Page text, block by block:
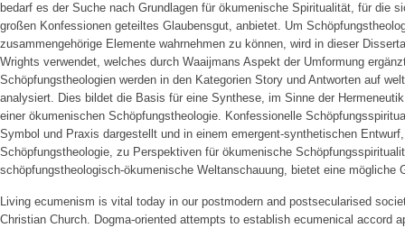
bedarf es der Suche nach Grundlagen für ökumenische Spiritualität, für die
großen Konfessionen geteiltes Glaubensgut, anbietet. Um
zusammengehörige Elemente wahrnehmen zu können, wird in dieser
Wrights verwendet, welches durch Waaijmans Aspekt der Umformung
Schöpfungstheologien werden in den Kategorien Story und Antworten auf
analysiert. Dies bildet die Basis für eine Synthese, im Sinne der
einer ökumenischen Schöpfungstheologie. Konfessionelle
Symbol und Praxis dargestellt und in einem emergent-synthetischen
Schöpfungstheologie, zu Perspektiven für ökumenische
schöpfungstheologisch-ökumenische Weltanschauung, bietet eine mögliche
Living ecumenism is vital today in our postmodern and postsecularised
Christian Church. Dogma-oriented attempts to establish ecumenical accord